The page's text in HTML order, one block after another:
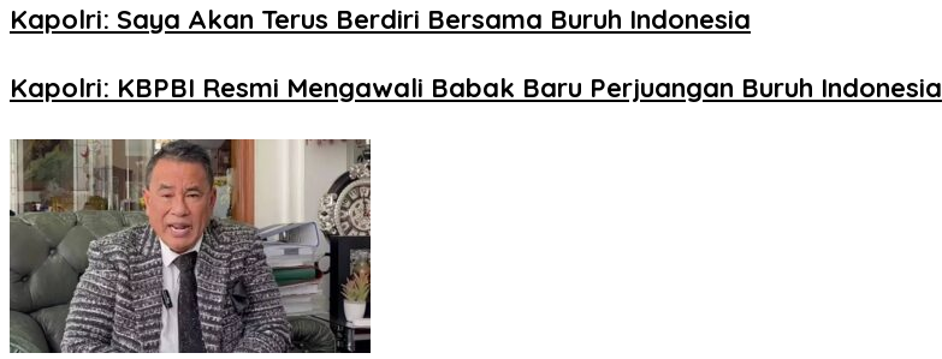
Kapolri: Saya Akan Terus Berdiri Bersama Buruh Indonesia
Kapolri: KBPBI Resmi Mengawali Babak Baru Perjuangan Buruh Indonesia